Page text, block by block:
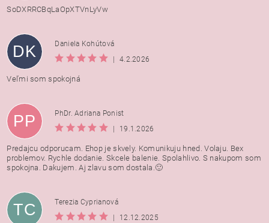
SoDXRRCBqLaOpXTVnLyVw
DK
Daniela Kohútová
4.2.2026
Veľmi som spokojná
PP
PhDr. Adriana Ponist
19.1.2026
Predajcu odporucam. Ehop je skvely. Komunikuju hned. Volaju. Bex
problemov. Rychle dodanie. Skcele balenie. Spolahlivo. S nakupom som
spokojna. Dakujem. Aj zlavu som dostala.🙂
TC
Terezia Cyprianová
12.12.2025